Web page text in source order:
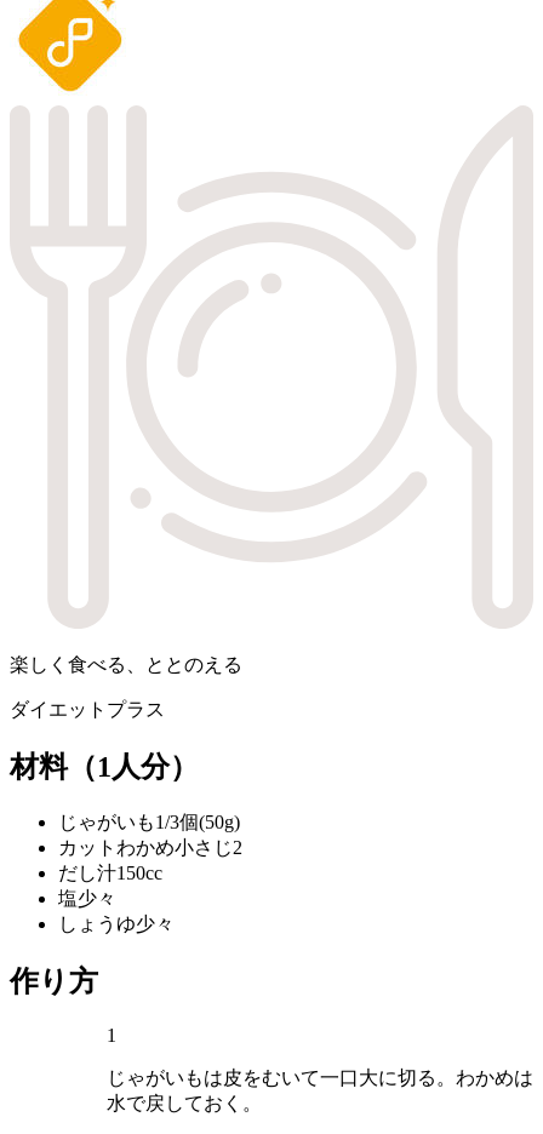
楽しく食べる、ととのえる
ダイエットプラス
材料（1人分）
じゃがいも1/3個(50g)
カットわかめ小さじ2
だし汁150cc
塩少々
しょうゆ少々
作り方
1
じゃがいもは皮をむいて一口大に切る。わかめは
水で戻しておく。